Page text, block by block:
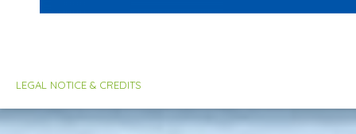
LEGAL NOTICE & CREDITS